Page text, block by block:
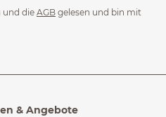
und die AGB gelesen und bin mit
& Angebote